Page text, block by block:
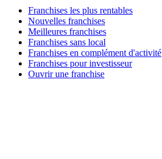
Franchises les plus rentables
Nouvelles franchises
Meilleures franchises
Franchises sans local
Franchises en complément d'activité
Franchises pour investisseur
Ouvrir une franchise